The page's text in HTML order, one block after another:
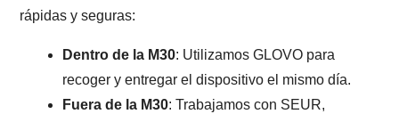
rápidas y seguras:
Dentro de la M30: Utilizamos GLOVO para
recoger y entregar el dispositivo el mismo día.
Fuera de la M30: Trabajamos con SEUR,